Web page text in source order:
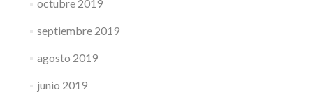
octubre 2019
septiembre 2019
agosto 2019
junio 2019